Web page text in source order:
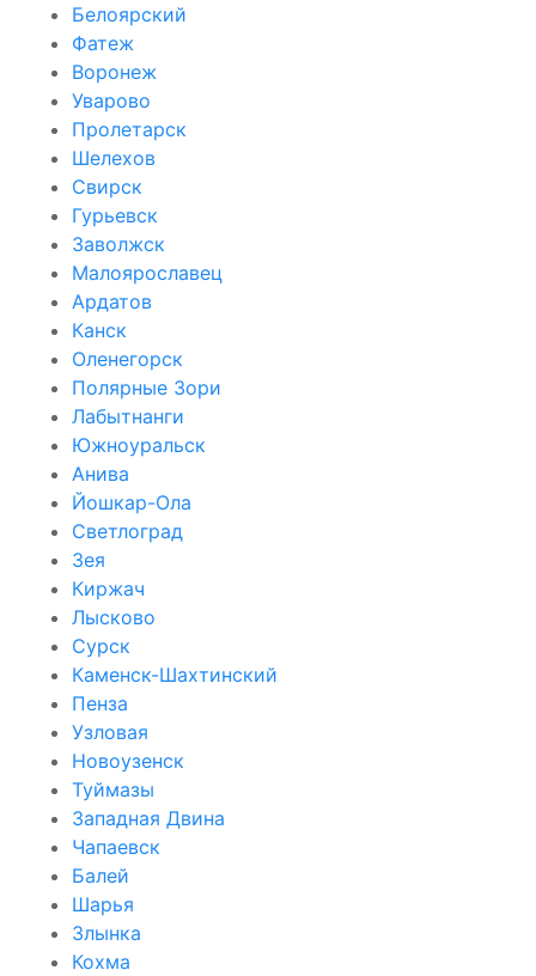
Белоярский
Фатеж
Воронеж
Уварово
Пролетарск
Шелехов
Свирск
Гурьевск
Заволжск
Малоярославец
Ардатов
Канск
Оленегорск
Полярные Зори
Лабытнанги
Южноуральск
Анива
Йошкар-Ола
Светлоград
Зея
Киржач
Лысково
Сурск
Каменск-Шахтинский
Пенза
Узловая
Новоузенск
Туймазы
Западная Двина
Чапаевск
Балей
Шарья
Злынка
Кохма